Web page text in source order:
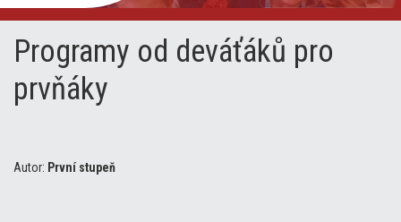
Programy od deváťáků pro
prvňáky
Autor: První stupeň